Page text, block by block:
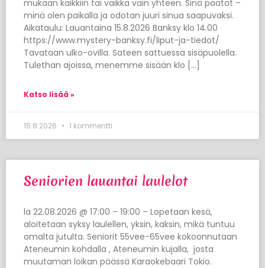
mukaan kaikkiin tai vaikka vain yhteen. Sinä päätät –
minä olen paikalla ja odotan juuri sinua saapuvaksi.
Aikataulu: Lauantaina 15.8.2026 Banksy klo 14.00
https://www.mystery-banksy.fi/liput-ja-tiedot/
Tavataan ulko-ovilla. Sateen sattuessa sisäpuolella.
Tulethan ajoissa, menemme sisään klo […]
Katso lisää »
15.8.2026 1 kommentti
Seniorien lauantai laulelot
la 22.08.2026 @ 17:00 – 19:00 – Lopetaan kesä,
aloitetaan syksy laulellen, yksin, kaksin, mikä tuntuu
omalta jutulta. Seniorit 55vee-65vee kokoonnutaan
Ateneumin kohdalla , Ateneumin kujalla, josta
muutaman loikan päässä Karaokebaari Tokio.